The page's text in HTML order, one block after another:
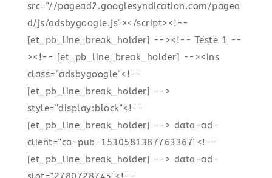
src="//pagead2.googlesyndication.com/pagea
d/js/adsbygoogle.js"></script><!--
[et_pb_line_break_holder] --><!-- Teste 1 --
><!-- [et_pb_line_break_holder] --><ins
class="adsbygoogle"<!--
[et_pb_line_break_holder] -->
style="display:block"<!--
[et_pb_line_break_holder] --> data-ad-
client="ca-pub-1530581387763367"<!--
[et_pb_line_break_holder] --> data-ad-